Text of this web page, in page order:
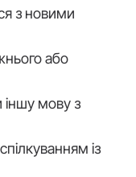
з новими
або
іншу мову з
із